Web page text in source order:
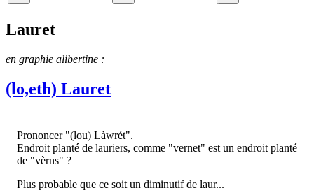
Lauret
en graphie alibertine :
(lo,eth) Lauret
Prononcer "(lou) Làwrét".
Endroit planté de lauriers, comme "vernet" est un endroit planté
de "vèrns" ?
Plus probable que ce soit un diminutif de laur...